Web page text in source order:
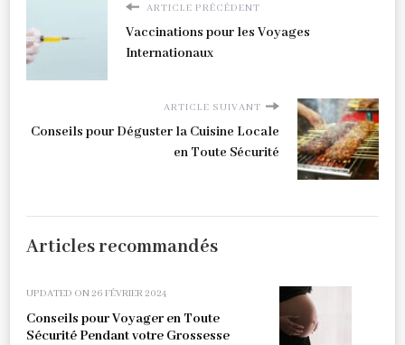
ARTICLE PRÉCÉDENT
Vaccinations pour les Voyages
Internationaux
ARTICLE SUIVANT
Conseils pour Déguster la Cuisine Locale
en Toute Sécurité
Articles recommandés
UPDATED ON26 FÉVRIER 2024
Conseils pour Voyager en Toute
Sécurité Pendant votre Grossesse